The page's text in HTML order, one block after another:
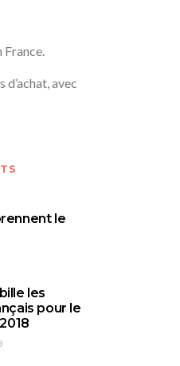
France.
avec
le
les
pour le